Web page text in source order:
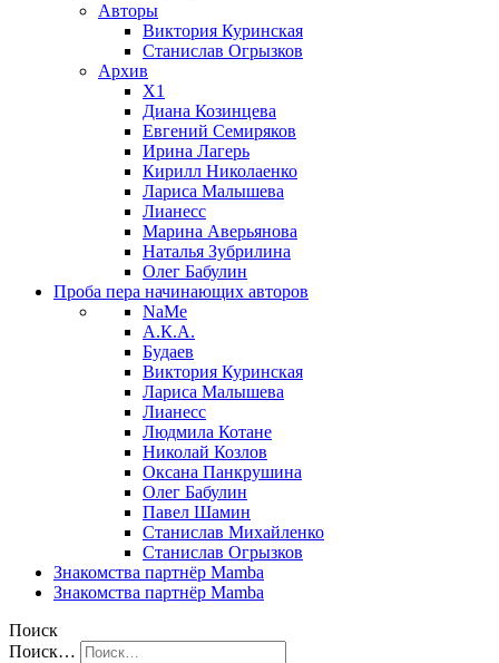
Авторы
Виктория Куринская
Станислав Огрызков
Архив
X1
Диана Козинцева
Евгений Семиряков
Ирина Лагерь
Кирилл Николаенко
Лариса Малышева
Лианесс
Марина Аверьянова
Наталья Зубрилина
Олег Бабулин
Проба пера начинающих авторов
NaMe
А.К.А.
Будаев
Виктория Куринская
Лариса Малышева
Лианесс
Людмила Котане
Николай Козлов
Оксана Панкрушина
Олег Бабулин
Павел Шамин
Станислав Михайленко
Станислав Огрызков
Знакомства партнёр Mamba
Знакомства партнёр Mamba
Поиск
Поиск…